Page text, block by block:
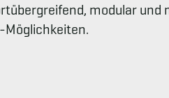
modular und